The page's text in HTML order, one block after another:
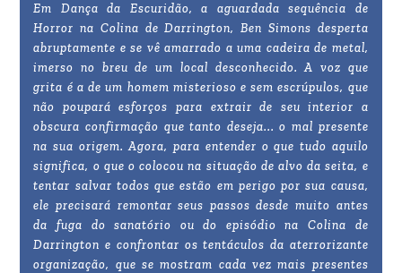
Em Dança da Escuridão, a aguardada sequência de
Horror na Colina de Darrington, Ben Simons desperta
abruptamente e se vê amarrado a uma cadeira de metal,
imerso no breu de um local desconhecido. A voz que
grita é a de um homem misterioso e sem escrúpulos, que
não poupará esforços para extrair de seu interior a
obscura confirmação que tanto deseja... o mal presente
na sua origem. Agora, para entender o que tudo aquilo
significa, o que o colocou na situação de alvo da seita, e
tentar salvar todos que estão em perigo por sua causa,
ele precisará remontar seus passos desde muito antes
da fuga do sanatório ou do episódio na Colina de
Darrington e confrontar os tentáculos da aterrorizante
organização, que se mostram cada vez mais presentes